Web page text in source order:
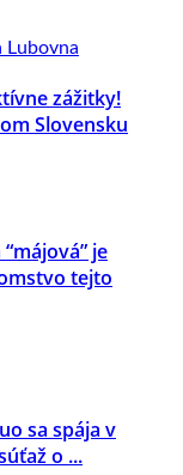
zážitky!
Slovensku
je
tejto
sa spája v
o ...